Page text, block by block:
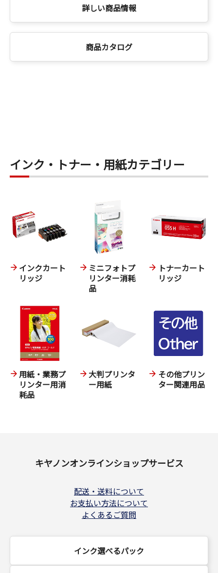
詳しい商品情報
商品カタログ
インク・トナー・用紙カテゴリー
インクカート
リッジ
ミニフォトプ
リンター消耗
品
トナーカート
リッジ
用紙・業務プ
リンター用消
耗品
大判プリンタ
ー用紙
その他プリン
ター関連用品
キヤノンオンラインショップサービス
配送・送料について
お支払い方法について
よくあるご質問
インク選べるパック